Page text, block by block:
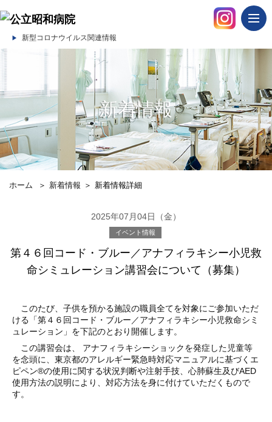
新型コロナウイルス関連情報
新着情報
ホーム ＞ 新着情報 ＞ 新着情報詳細
2025年07月04日（金）
イベント情報
第４６回コード・ブルー／アナフィラキシー小児救
命シミュレーション講習会について（募集）
このたび、子供を預かる施設の職員全てを対象にご参加いただ
ける「第４６回コード・ブルー／アナフィラキシー小児救命シミ
ュレーション」を下記のとおり開催します。
この講習会は、 アナフィラキシーショックを発症した児童等
を念頭に、東京都のアレルギー緊急時対応マニュアルに基づくエ
ピペン®の使用に関する状況判断や注射手技、心肺蘇生及びAED
使用方法の説明により、対応方法を身に付けていただくもので
す。